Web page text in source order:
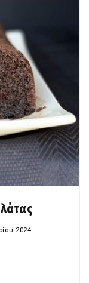
2024